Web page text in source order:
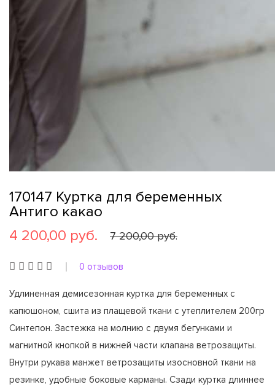
170147 Куртка для беременных
Антиго какао
4 200,00 руб.
7 200,00 руб.
0 отзывов
Удлиненная демисезонная куртка для беременных с
капюшоном, сшита из плащевой ткани с утеплителем 200гр
Синтепон. Застежка на молнию с двумя бегунками и
магнитной кнопкой в нижней части клапана ветрозащиты.
Внутри рукава манжет ветрозащиты изосновной ткани на
резинке, удобные боковые карманы. Сзади куртка длиннее